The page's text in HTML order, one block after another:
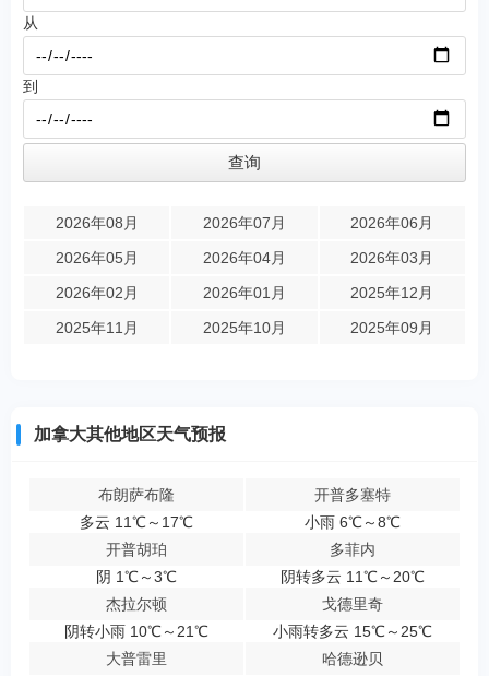
从
到
2026年08月 2026年07月
2026年06月
2026年05月
2026年04月
2026年03月
2026年02月
2026年01月
2025年12月
2025年11月
2025年10月 2025年09月
加拿大其他地区天气预报
布朗萨布隆
多云 11℃～17℃
开普多塞特
小雨 6℃～8℃
开普胡珀
阴 1℃～3℃
多菲内
阴转多云 11℃～20℃
杰拉尔顿
阴转小雨 10℃～21℃
戈德里奇
小雨转多云 15℃～25℃
大普雷里
哈德逊贝